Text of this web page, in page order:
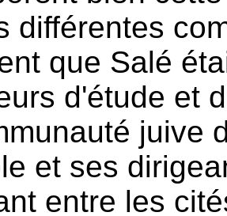
différentes
que Salé
d'étude et
juive
et ses
entre les